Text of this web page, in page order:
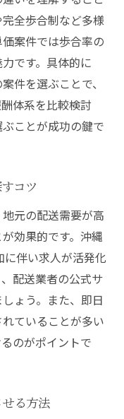
ワークライフバ
キャリア形成
見つけ方とポイ
全歩合制など多様
案件では歩合率の
です。具体的に
件を選ぶことで、
体系を比較検討
ことが成功の鍵で
コツ
元の配送需要が高
効果的です。沖縄
に伴い求人が活発化
配送業者の公式サ
ょう。また、即日
ていることが多い
のがポイントで
る方法